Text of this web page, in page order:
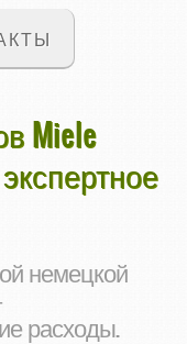
Miele
немецкой
расходы.